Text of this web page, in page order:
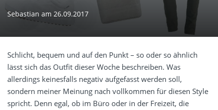
Sebastian am 26.09.2017
Schlicht, bequem und auf den Punkt – so oder so ähnlich
lässt sich das Outfit dieser Woche beschreiben. Was
allerdings keinesfalls negativ aufgefasst werden soll,
sondern meiner Meinung nach vollkommen für diesen Style
spricht. Denn egal, ob im Büro oder in der Freizeit, die